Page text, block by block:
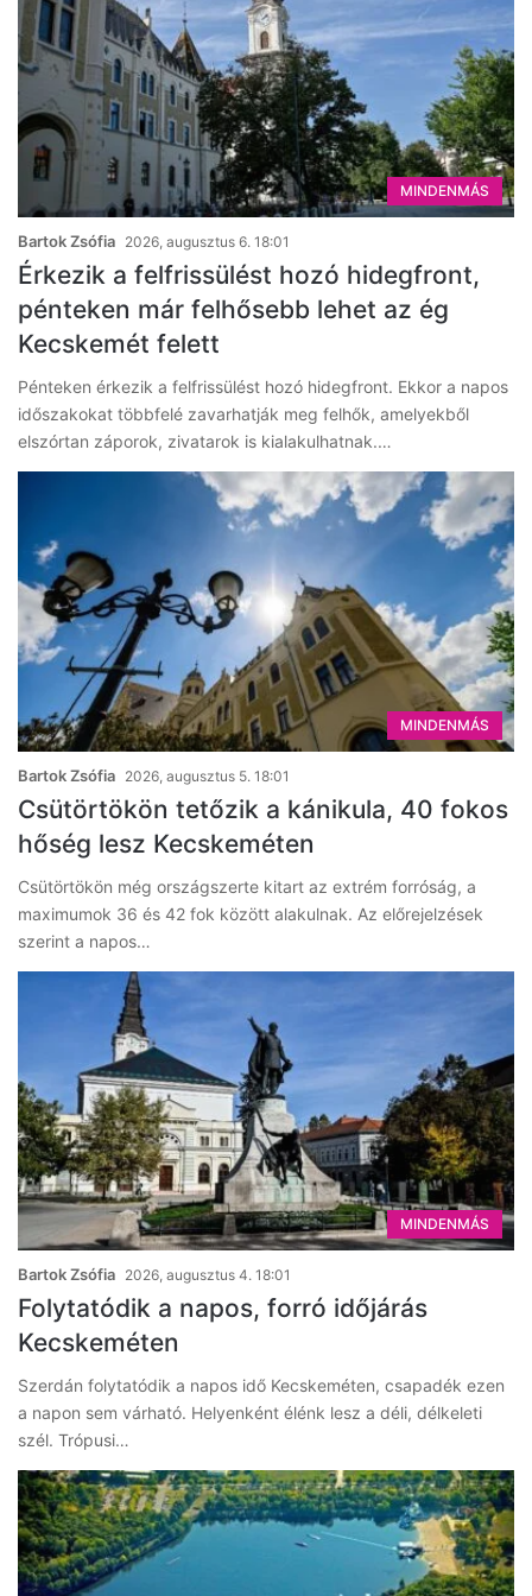
MINDENMÁS
Bartok Zsófia 2026, augusztus 6. 18:01
Érkezik a felfrissülést hozó hidegfront,
pénteken már felhősebb lehet az ég
Kecskemét felett
Pénteken érkezik a felfrissülést hozó hidegfront. Ekkor a napos
időszakokat többfelé zavarhatják meg felhők, amelyekből
elszórtan záporok, zivatarok is kialakulhatnak.…
MINDENMÁS
Bartok Zsófia 2026, augusztus 5. 18:01
Csütörtökön tetőzik a kánikula, 40 fokos
hőség lesz Kecskeméten
Csütörtökön még országszerte kitart az extrém forróság, a
maximumok 36 és 42 fok között alakulnak. Az előrejelzések
szerint a napos…
MINDENMÁS
Bartok Zsófia 2026, augusztus 4. 18:01
Folytatódik a napos, forró időjárás
Kecskeméten
Szerdán folytatódik a napos idő Kecskeméten, csapadék ezen
a napon sem várható. Helyenként élénk lesz a déli, délkeleti
szél. Trópusi…